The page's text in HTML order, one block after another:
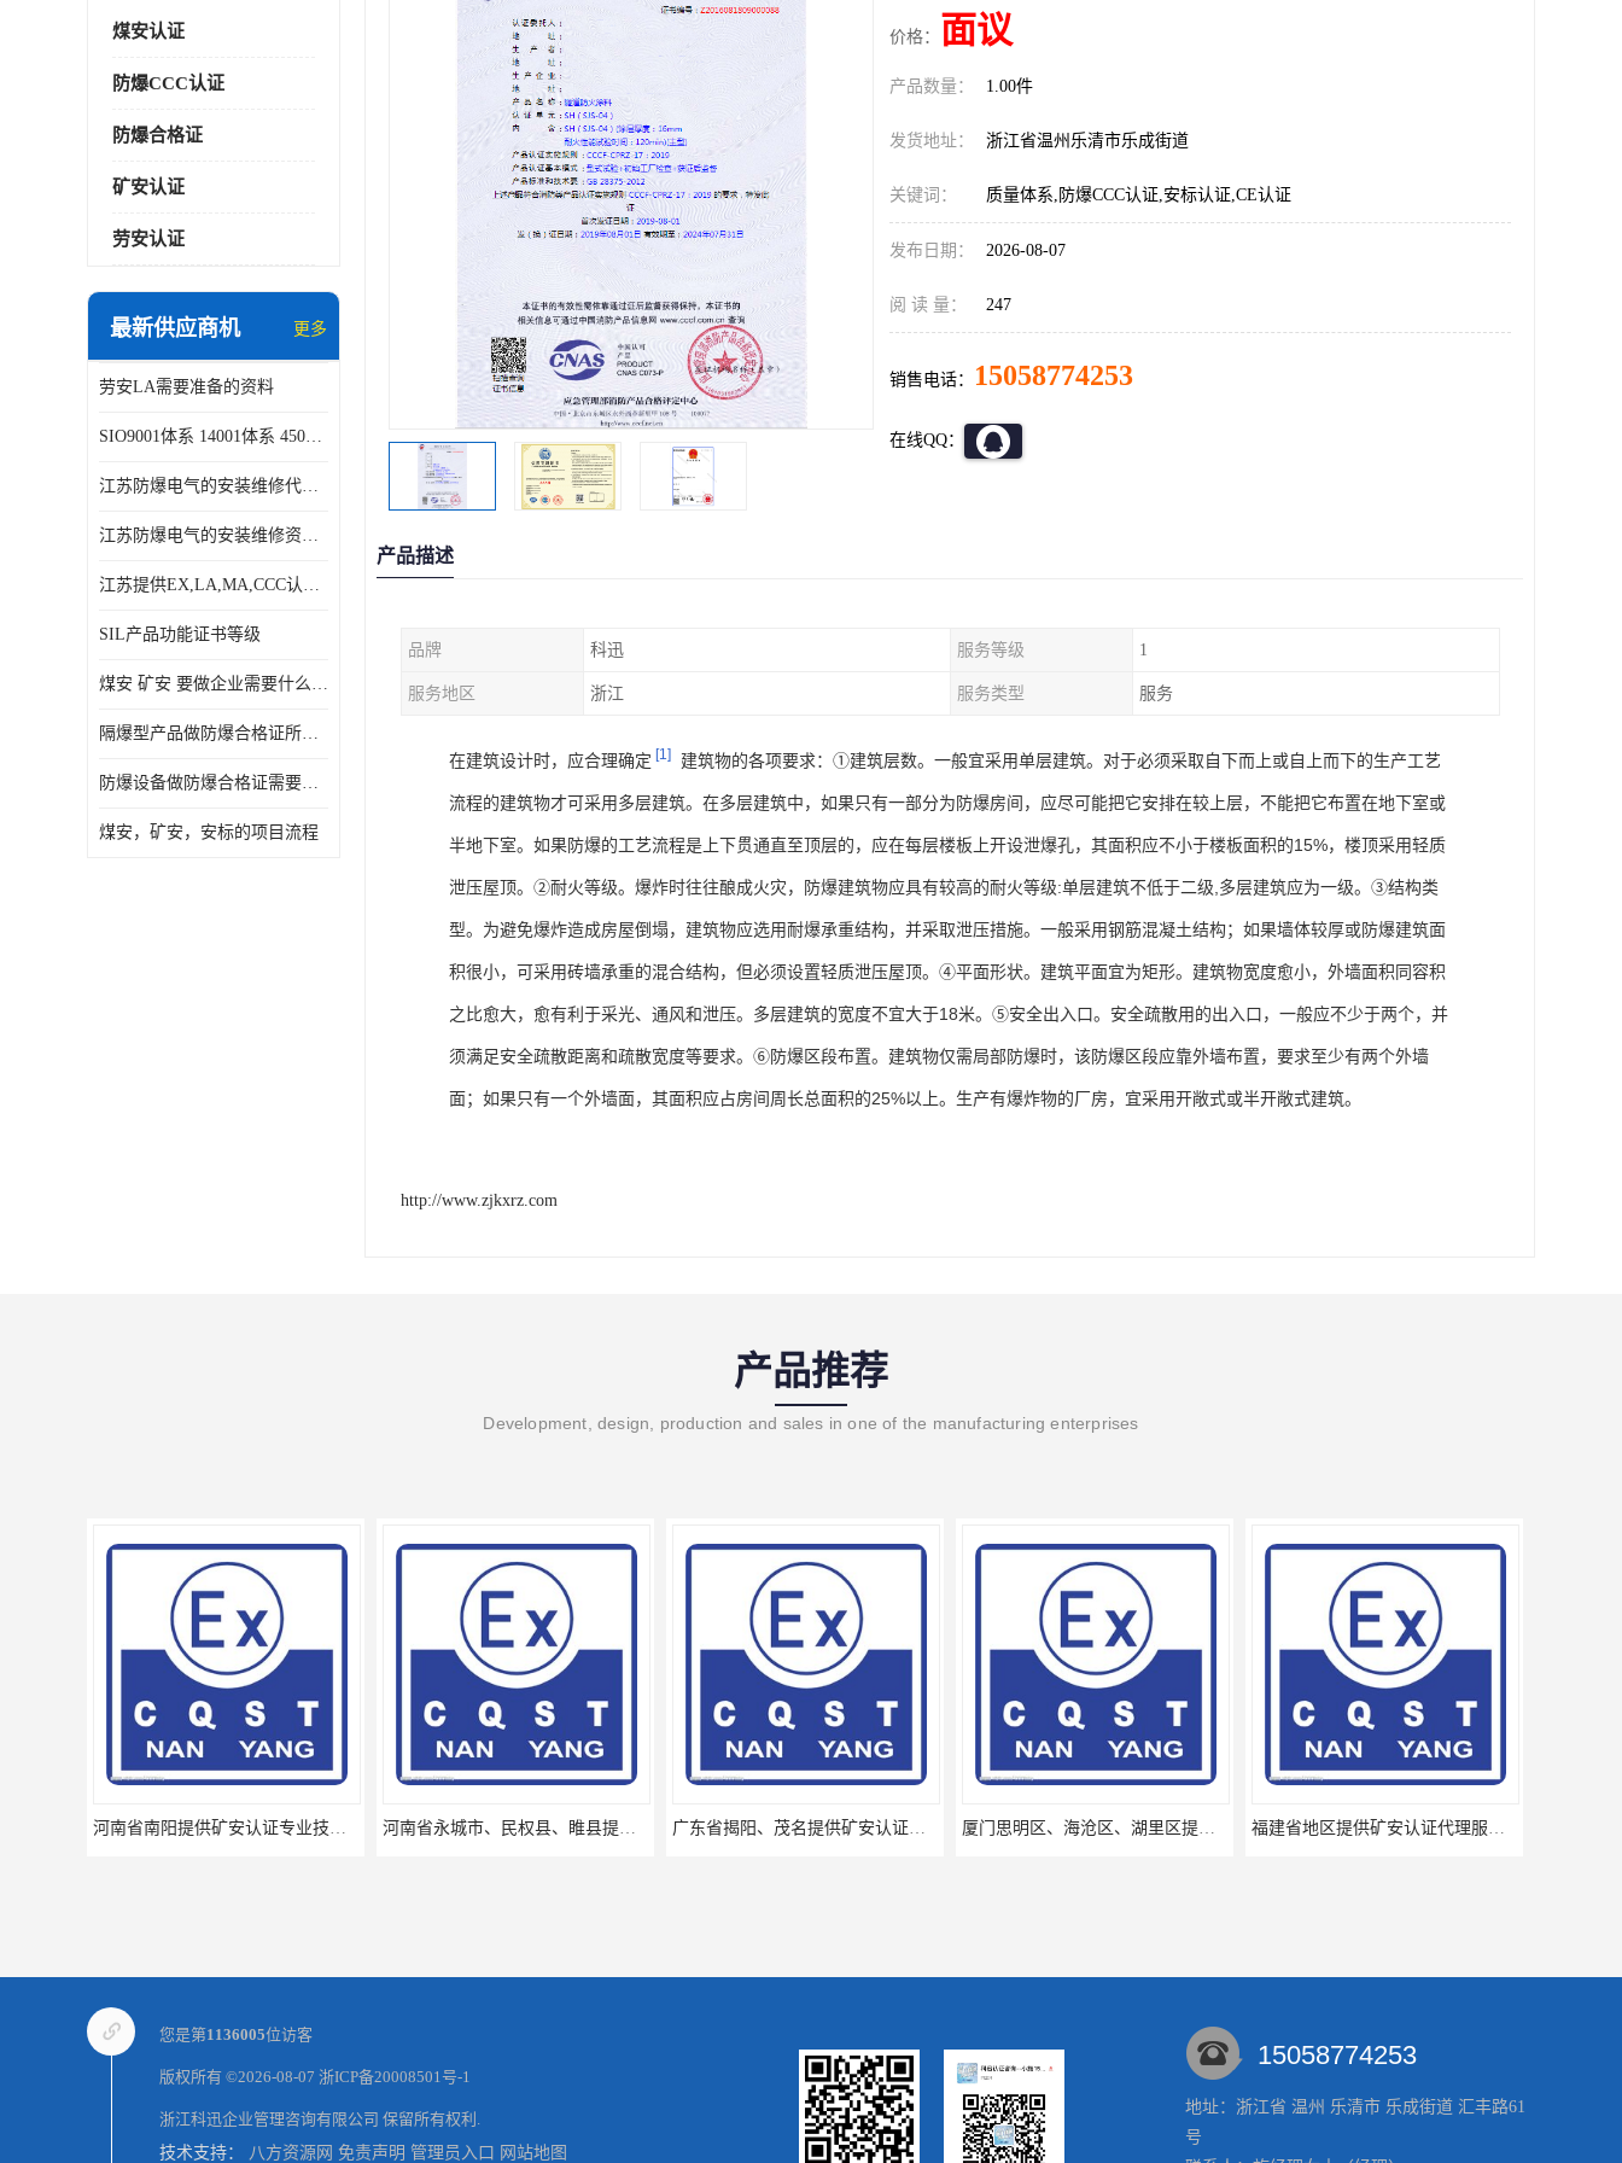
煤安认证
防爆CCC认证
防爆合格证
矿安认证
劳安认证
最新供应商机 更多
劳安LA需要准备的资料
SIO9001体系 14001体系 45001体系认证咨询
江苏防爆电气的安装维修代理代办
江苏防爆电气的安装维修资质证书
江苏提供EX,LA,MA,CCC认证，免费咨询服务
SIL产品功能证书等级
煤安 矿安 要做企业需要什么条件
隔爆型产品做防爆合格证所需资料
防爆设备做防爆合格证需要的资料
煤安，矿安，安标的项目流程
价格： 面议
产品数量： 1.00件
发货地址： 浙江省温州乐清市乐成街道
关键词： 质量体系,防爆CCC认证,安标认证,CE认证
发布日期： 2026-08-07
阅 读 量： 247
销售电话： 15058774253
在线QQ：
产品描述
品牌 科迅 服务等级 1
服务地区 浙江 服务类型 服务
在建筑设计时，应合理确定 [1] 建筑物的各项要求：①建筑层数。一般宜采用单层建筑。对于必须采取自下而上或自上而下的生产工艺
流程的建筑物才可采用多层建筑。在多层建筑中，如果只有一部分为防爆房间，应尽可能把它安排在较上层，不能把它布置在地下室或
半地下室。如果防爆的工艺流程是上下贯通直至顶层的，应在每层楼板上开设泄爆孔，其面积应不小于楼板面积的15%，楼顶采用轻质
泄压屋顶。②耐火等级。爆炸时往往酿成火灾，防爆建筑物应具有较高的耐火等级:单层建筑不低于二级,多层建筑应为一级。③结构类
型。为避免爆炸造成房屋倒塌，建筑物应选用耐爆承重结构，并采取泄压措施。一般采用钢筋混凝土结构；如果墙体较厚或防爆建筑面
积很小，可采用砖墙承重的混合结构，但必须设置轻质泄压屋顶。④平面形状。建筑平面宜为矩形。建筑物宽度愈小，外墙面积同容积
之比愈大，愈有利于采光、通风和泄压。多层建筑的宽度不宜大于18米。⑤安全出入口。安全疏散用的出入口，一般应不少于两个，并
须满足安全疏散距离和疏散宽度等要求。⑥防爆区段布置。建筑物仅需局部防爆时，该防爆区段应靠外墙布置，要求至少有两个外墙
面；如果只有一个外墙面，其面积应占房间周长总面积的25%以上。生产有爆炸物的厂房，宜采用开敞式或半开敞式建筑。
http://www.zjkxrz.com
产品推荐
Development, design, production and sales in one of the manufacturing enterprises
河南省南阳提供矿安认证专业技术服务值得信赖的咨询专家 河南省永城市、民权县、睢县提供矿安认证专业技术服务值得信赖的咨询专家 广东省揭阳、茂名提供矿安认证专业咨询服务机构让你拿本放心省心 厦门思明区、海沧区、湖里区提供矿安认证专业技术服务值得信赖的咨询专家 福建省地区提供矿安认证代理服务让您贴心顺心的专业代理机构
您是第1136005位访客
版权所有 ©2026-08-07 浙ICP备20008501号-1
浙江科迅企业管理咨询有限公司 保留所有权利.
技术支持： 八方资源网 免责声明 管理员入口 网站地图
15058774253
地址：浙江省 温州 乐清市 乐成街道 汇丰路61
号